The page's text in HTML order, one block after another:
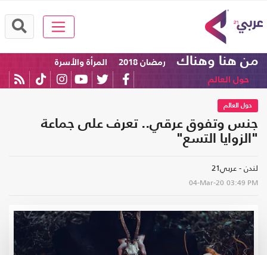
من هنا وهناك رمضان 2018
المرأة والأسرة
حول العالم
حول العالم
جنس وتفوق عرقي.. تعرف على جماعة
"الزوايا التسع"
لندن - عربي21
04-Mar-20 03:49 PM